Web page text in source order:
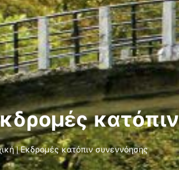
|Εκδρομές κατόπιν συνεννόησης